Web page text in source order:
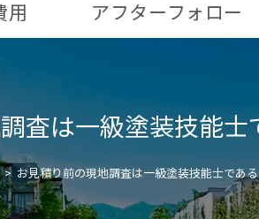
用 アフターフォロー
査は一級塗装技能
> お見積り前の現地調査は一級塗装技能士であ